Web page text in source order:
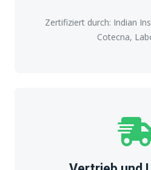
Zertifiziert durch: Indian
Cotecna,